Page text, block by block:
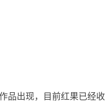
品出现，目前红果已经收